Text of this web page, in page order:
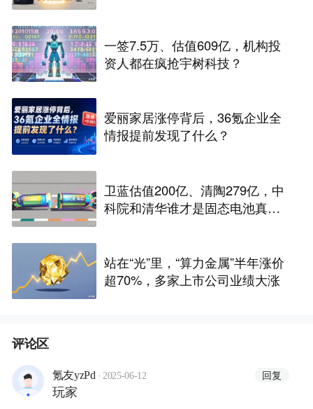
一签7.5万、估值609亿，机构投
资人都在疯抢宇树科技？
爱丽家居涨停背后，36氪企业全
情报提前发现了什么？
卫蓝估值200亿、清陶279亿，中
科院和清华谁才是固态电池真正
站在“光”里，“算力金属”半年涨价
超70%，多家上市公司业绩大涨
评论区
氪友yzPd · 2025-06-12 回复
玩家